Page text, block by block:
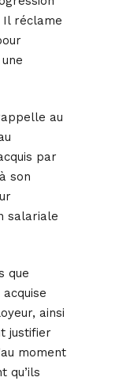
Il réclame
au
par
son
salariale
que
ainsi
justifier
moment
qu’ils